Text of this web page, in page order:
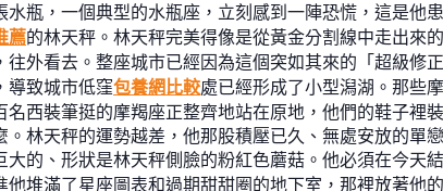
水瓶，一個典型的水瓶座，立刻感到一陣恐慌，這是
薦的林天秤。林天秤完美得像是從黃金分割線中走出來
往外看去。整座城市已經因為這個突如其來的「超級
導致城市低窪包養網比較處已經形成了小型潟湖。那些
名西裝筆挺的摩羯座正整齊地站在原地，他們的鞋子
。林天秤的運勢越差，他那股積壓已久、無處安放的
大的、形狀是林天秤側臉的粉紅色蘑菇。他必須在今
他堆滿了星座圖表和過期甜甜圈的地下室，那裡放著他